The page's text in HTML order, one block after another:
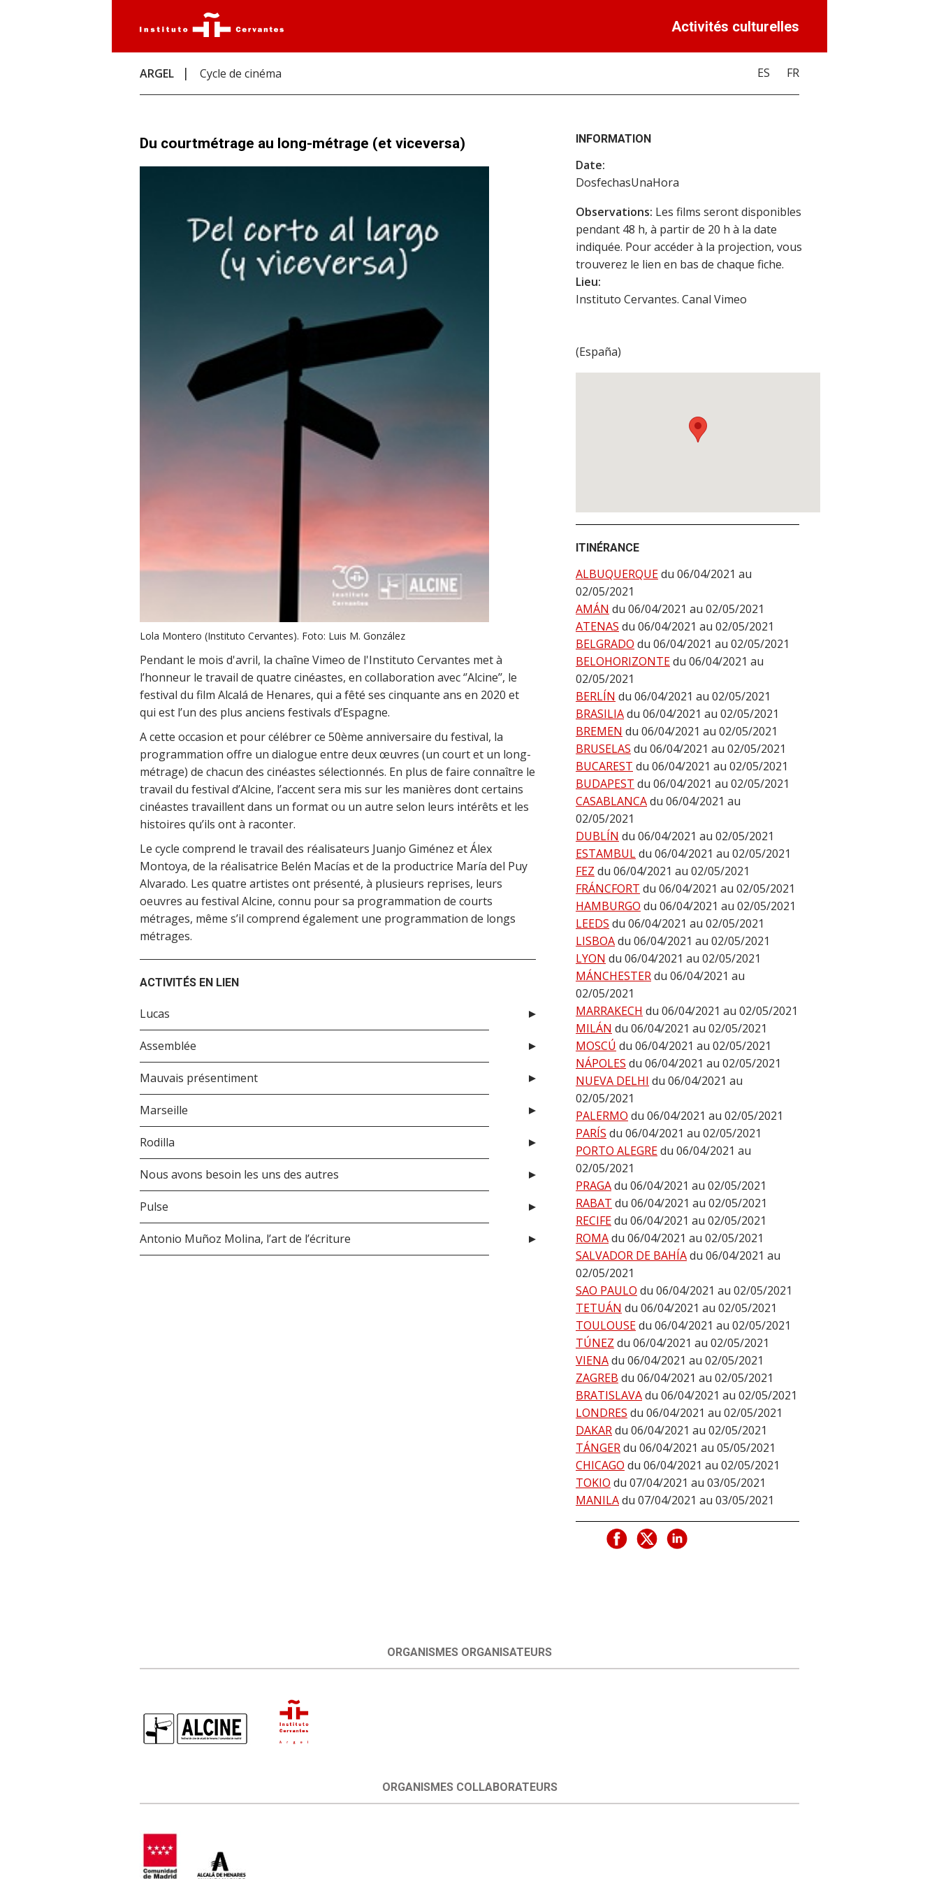
Activités culturelles
ARGEL Cycle de cinéma ES FR
Du courtmétrage au long-métrage (et viceversa)
Lola Montero (Instituto Cervantes). Foto: Luis M. González
Pendant le mois d'avril, la chaîne Vimeo de l'Instituto Cervantes met à
l’honneur le travail de quatre cinéastes, en collaboration avec ‘’Alcine’’, le
festival du film Alcalá de Henares, qui a fêté ses cinquante ans en 2020 et
qui est l’un des plus anciens festivals d’Espagne.
A cette occasion et pour célébrer ce 50ème anniversaire du festival, la
programmation offre un dialogue entre deux œuvres (un court et un long-
métrage) de chacun des cinéastes sélectionnés. En plus de faire connaître le
travail du festival d’Alcine, l’accent sera mis sur les manières dont certains
cinéastes travaillent dans un format ou un autre selon leurs intérêts et les
histoires qu’ils ont à raconter.
Le cycle comprend le travail des réalisateurs Juanjo Giménez et Álex
Montoya, de la réalisatrice Belén Macías et de la productrice María del Puy
Alvarado. Les quatre artistes ont présenté, à plusieurs reprises, leurs
oeuvres au festival Alcine, connu pour sa programmation de courts
métrages, même s’il comprend également une programmation de longs
métrages.
ACTIVITÉS EN LIEN
Lucas
Assemblée
Mauvais présentiment
Marseille
Rodilla
Nous avons besoin les uns des autres
Pulse
Antonio Muñoz Molina, l’art de l’écriture
INFORMATION
Date:
DosfechasUnaHora
Observations: Les films seront disponibles
pendant 48 h, à partir de 20 h à la date
indiquée. Pour accéder à la projection, vous
trouverez le lien en bas de chaque fiche.
Lieu:
Instituto Cervantes. Canal Vimeo
(España)
ITINÉRANCE
ALBUQUERQUEdu 06/04/2021 au
02/05/2021
AMÁN du 06/04/2021 au 02/05/2021
ATENAS du 06/04/2021 au 02/05/2021
BELGRADO du 06/04/2021 au 02/05/2021
BELOHORIZONTEdu 06/04/2021 au
02/05/2021
BERLÍN du 06/04/2021 au 02/05/2021
BRASILIAdu 06/04/2021 au 02/05/2021
BREMEN du 06/04/2021 au 02/05/2021
BRUSELAS du 06/04/2021 au 02/05/2021
BUCAREST du 06/04/2021 au 02/05/2021
BUDAPEST du 06/04/2021 au 02/05/2021
CASABLANCAdu 06/04/2021 au
02/05/2021
DUBLÍN du 06/04/2021 au 02/05/2021
ESTAMBULdu 06/04/2021 au 02/05/2021
FEZ du 06/04/2021 au 02/05/2021
FRÁNCFORT du 06/04/2021 au 02/05/2021
HAMBURGO du 06/04/2021 au 02/05/2021
LEEDS du 06/04/2021 au 02/05/2021
LISBOAdu 06/04/2021 au 02/05/2021
LYON du 06/04/2021 au 02/05/2021
MÁNCHESTERdu 06/04/2021 au
02/05/2021
MARRAKECH du 06/04/2021 au 02/05/2021
MILÁN du 06/04/2021 au 02/05/2021
MOSCÚ du 06/04/2021 au 02/05/2021
NÁPOLES du 06/04/2021 au 02/05/2021
NUEVA DELHI du 06/04/2021 au
02/05/2021
PALERMO du 06/04/2021 au 02/05/2021
PARÍS du 06/04/2021 au 02/05/2021
PORTO ALEGREdu 06/04/2021 au
02/05/2021
PRAGAdu 06/04/2021 au 02/05/2021
RABAT du 06/04/2021 au 02/05/2021
RECIFEdu 06/04/2021 au 02/05/2021
ROMAdu 06/04/2021 au 02/05/2021
SALVADOR DE BAHÍAdu 06/04/2021 au
02/05/2021
SAO PAULO du 06/04/2021 au 02/05/2021
TETUÁN du 06/04/2021 au 02/05/2021
TOULOUSEdu 06/04/2021 au 02/05/2021
TÚNEZ du 06/04/2021 au 02/05/2021
VIENAdu 06/04/2021 au 02/05/2021
ZAGREB du 06/04/2021 au 02/05/2021
BRATISLAVAdu 06/04/2021 au 02/05/2021
LONDRES du 06/04/2021 au 02/05/2021
DAKARdu 06/04/2021 au 02/05/2021
TÁNGERdu 06/04/2021 au 05/05/2021
CHICAGO du 06/04/2021 au 02/05/2021
TOKIO du 07/04/2021 au 03/05/2021
MANILAdu 07/04/2021 au 03/05/2021
ORGANISMES ORGANISATEURS
ORGANISMES COLLABORATEURS